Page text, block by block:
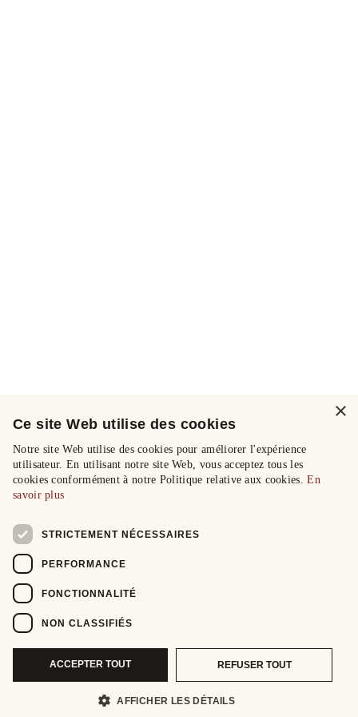
×
Ce site Web utilise des cookies
Notre site Web utilise des cookies pour améliorer l'expérience
utilisateur. En utilisant notre site Web, vous acceptez tous les
cookies conformément à notre Politique relative aux cookies.En
savoir plus
STRICTEMENT NÉCESSAIRES
PERFORMANCE
FONCTIONNALITÉ
NON CLASSIFIÉS
ACCEPTER TOUT REFUSER TOUT
AFFICHER LES DÉTAILS